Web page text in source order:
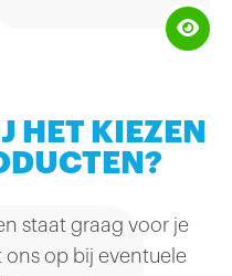
HET KIEZEN
staat graag voor je
ons op bij eventuele